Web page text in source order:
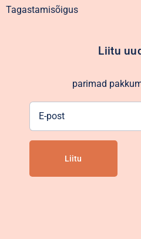
Tagastamisõigus
Liitu
parimad